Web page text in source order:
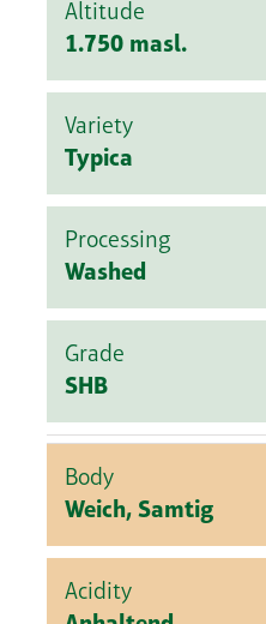
Altitude
1.750 masl.
Variety
Typica
Processing
Washed
Grade
SHB
Body
Weich, Samtig
Acidity